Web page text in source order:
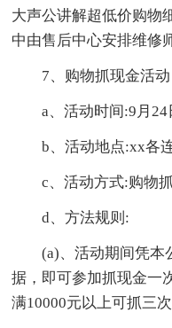
大声公讲解超低价购物
中由售后中心安排维修
7、购物抓现金活动
a、活动时间:9月
b、活动地点:xx各
c、活动方式:购物
d、方法规则:
(a)、活动期间凭本
据，即可参加抓现金一
满10000元以上可抓三